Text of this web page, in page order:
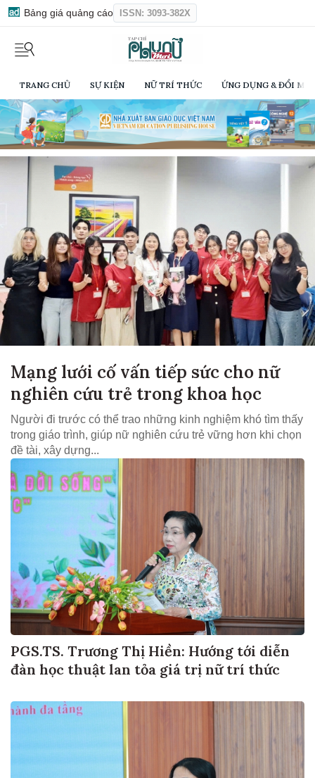
Bảng giá quảng cáo ISSN: 3093-382X
TRANG CHỦ SỰ KIỆN NỮ TRÍ THỨC ỨNG DỤNG & ĐỔI
Mạng lưới cố vấn tiếp sức cho nữ
nghiên cứu trẻ trong khoa học
Người đi trước có thể trao những kinh nghiệm khó tìm thấy
trong giáo trình, giúp nữ nghiên cứu trẻ vững hơn khi chọn
đề tài, xây dựng...
PGS.TS. Trương Thị Hiền: Hướng tới diễn
đàn học thuật lan tỏa giá trị nữ trí thức